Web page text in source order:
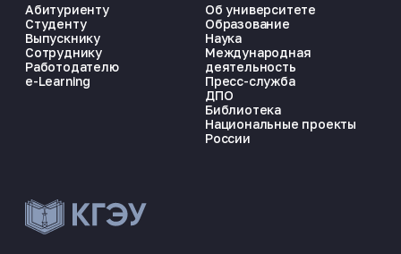
ЭНЕРГОКОД — ПОМОЩНИК КГЭУ
Абитуриенту
Студенту
Выпускнику
Сотруднику
Работодателю
e-Learning
Об университете
Образование
Наука
Международная
деятельность
Пресс-служба
ДПО
Библиотека
Национальные проекты
России